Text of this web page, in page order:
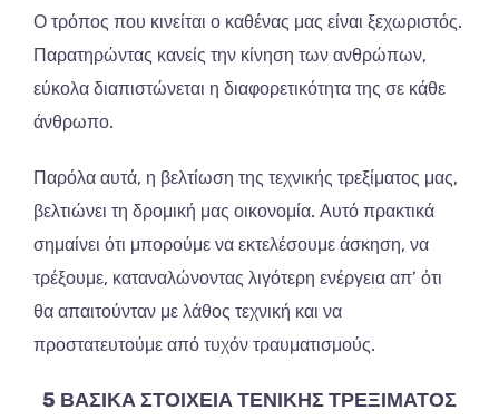
Ο τρόπος που κινείται ο καθένας μας είναι ξεχωριστός.
Παρατηρώντας κανείς την κίνηση των ανθρώπων,
εύκολα διαπιστώνεται η διαφορετικότητα της σε κάθε
άνθρωπο.
Παρόλα αυτά, η βελτίωση της τεχνικής τρεξίματος μας,
βελτιώνει τη δρομική μας οικονομία. Αυτό πρακτικά
σημαίνει ότι μπορούμε να εκτελέσουμε άσκηση, να
τρέξουμε, καταναλώνοντας λιγότερη ενέργεια απ’ ότι
θα απαιτούνταν με λάθος τεχνική και να
προστατευτούμε από τυχόν τραυματισμούς.
5 ΒΑΣΙΚΑ ΣΤΟΙΧΕΙΑ ΤΕΝΙΚΗΣ ΤΡΕΞΙΜΑΤΟΣ